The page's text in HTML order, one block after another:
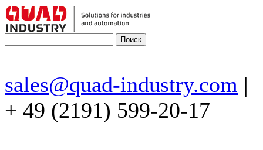
sales@quad-industry.com |
+ 49 (2191) 599-20-17